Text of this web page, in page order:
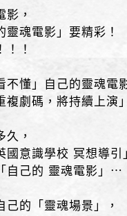
影，
靈魂電影」要精彩！
！！
不懂」自己的靈魂電
複劇碼，將持續上演
久，
國意識學校 冥想導引
自己的 靈魂電影」⋯
己的「靈魂場景」，